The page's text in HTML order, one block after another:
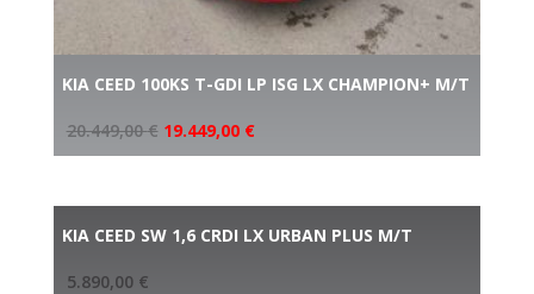
KIA CEED 100KS T-GDI LP ISG LX CHAMPION+ M/T
20.449,00€ 19.449,00 €
KIA CEED SW 1,6 CRDI LX URBAN PLUS M/T
5.890,00 €